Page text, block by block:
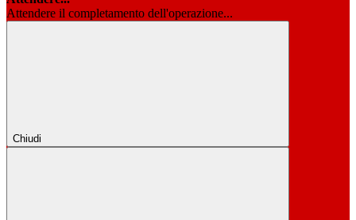
Attendere il completamento dell'operazione...
Chiudi